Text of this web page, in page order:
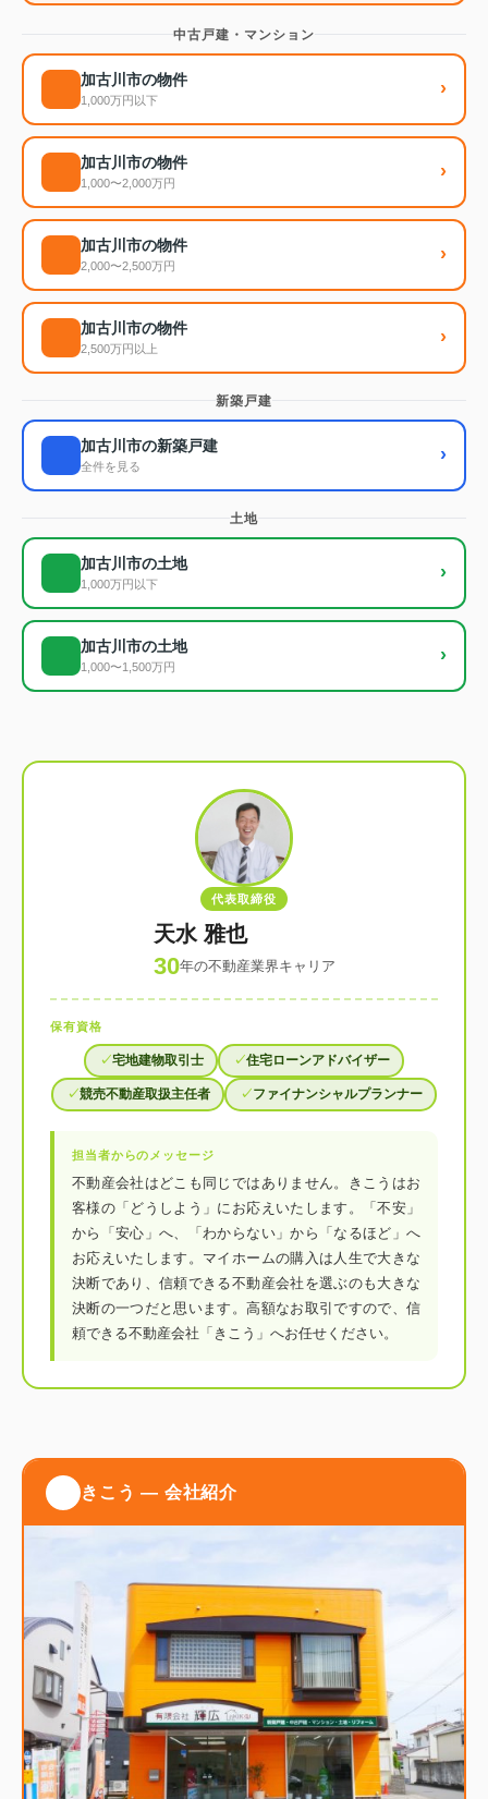
中古戸建・マンション
加古川市の物件
1,000万円以下
›
加古川市の物件
1,000〜2,000万円
›
加古川市の物件
2,000〜2,500万円
›
加古川市の物件
2,500万円以上
›
新築戸建
加古川市の新築戸建
全件を見る
›
土地
加古川市の土地
1,000万円以下
›
加古川市の土地
1,000〜1,500万円
›
代表取締役
天水 雅也
30年の不動産業界キャリア
保有資格
宅地建物取引士 住宅ローンアドバイザー
競売不動産取扱主任者 ファイナンシャルプランナー
担当者からのメッセージ
不動産会社はどこも同じではありません。きこうはお
客様の「どうしよう」にお応えいたします。「不安」
から「安心」へ、「わからない」から「なるほど」へ
お応えいたします。マイホームの購入は人生で大きな
決断であり、信頼できる不動産会社を選ぶのも大きな
決断の一つだと思います。高額なお取引ですので、信
頼できる不動産会社「きこう」へお任せください。
きこう ― 会社紹介